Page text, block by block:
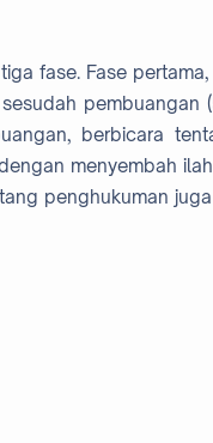
fase. Fase
pembuangan
berbicara
menyembah
penghukuman